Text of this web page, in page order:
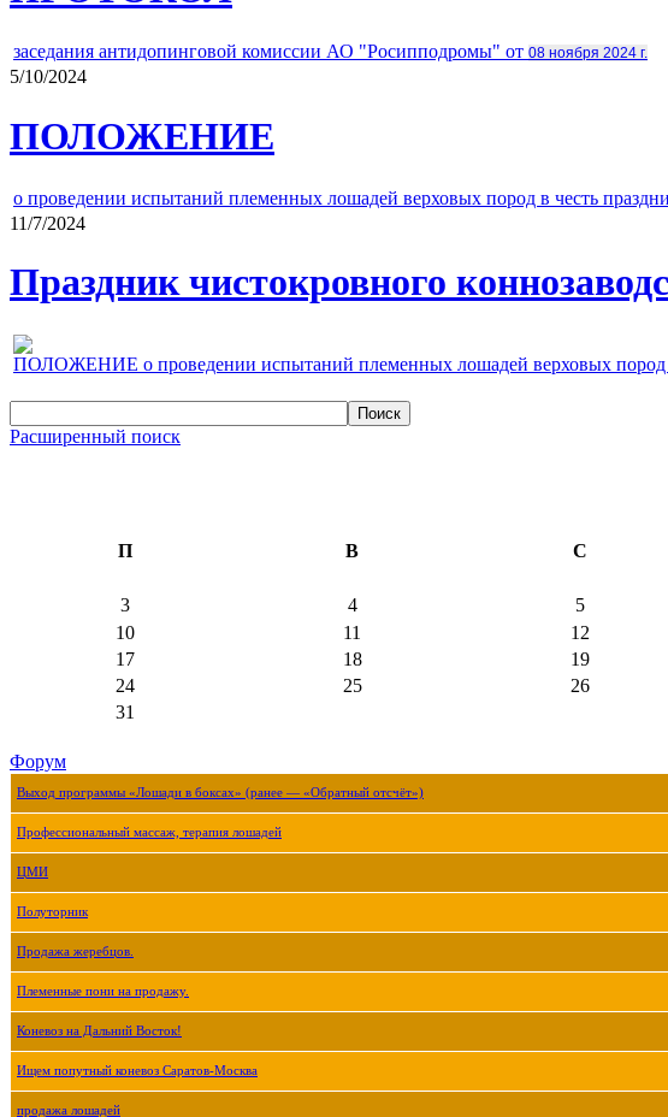
заседания антидопинговой комиссии АО "Росипподромы" от 08 ноября 2024 г.
5/10/2024
ПОЛОЖЕНИЕ
о проведении испытаний племенных лошадей верховых пород в честь
11/7/2024
Праздник чистокровного
ПОЛОЖЕНИЕ о проведении испытаний племенных лошадей верховых пород в
Расширенный поиск
П В С
3
4 5
10
11 12
17
18 19
24
25 26
31
Форум
Выход программы «Лошади в боксах» (ранее — «Обратный отсчёт»)
Профессиональный массаж, терапия лошадей
ЦМИ
Полуторник
Продажа жеребцов.
Племенные пони на продажу.
Коневоз на Дальний Восток!
Ищем попутный коневоз Саратов-Москва
продажа лошадей